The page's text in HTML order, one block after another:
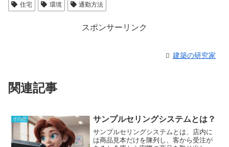
住宅
環境 通勤方法
スポンサーリンク
建築の研究家
関連記事
その他 サンプルセリングシステムとは？
サンプルセリングシステム とは、店内に
は商品見本だけを陳列し、客から受注が